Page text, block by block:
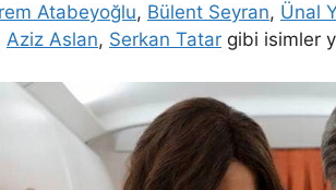
Atabeyoğlu, Bülent Seyran, Ünal
Aziz Aslan, Serkan Tatar gibi isimler